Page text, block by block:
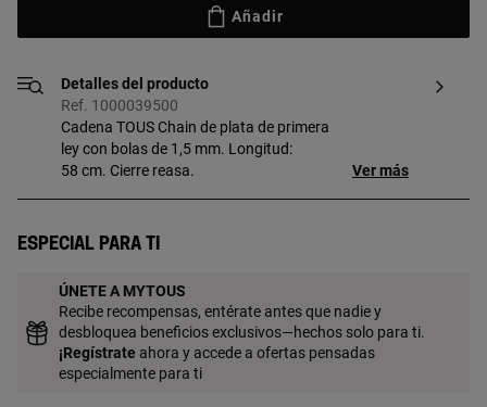
Añadir
Detalles del producto
Ref. 1000039500
Cadena TOUS Chain de plata de primera
ley con bolas de 1,5 mm. Longitud:
58 cm. Cierre reasa.
Ver más
Especial para ti
ÚNETE A MYTOUS
Recibe recompensas, entérate antes que nadie y
desbloquea beneficios exclusivos—hechos solo para ti.
¡Regístrate ahora y accede a ofertas pensadas
especialmente para ti